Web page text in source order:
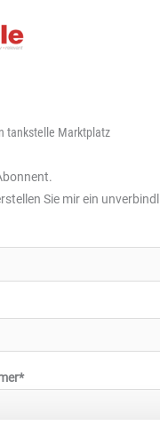
tankstelle Marktplatz
Sie mir ein